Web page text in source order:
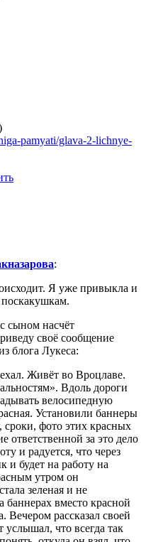
pamyati/glava-2-lichnye-
:
Я уже привыкла и
сыном насчёт
своё сообщение
блога Лукеса:
Живёт во Вроцлаве.
Вдоль дороги
велосипедную
Установили баннеры
сроки, фото этих красных
ответственной за это дело
и радуется, что через
и будет на работу на
утром он
зеленая и не
баннерах вместо красной
Вечером рассказал своей
услышал, что всегда так